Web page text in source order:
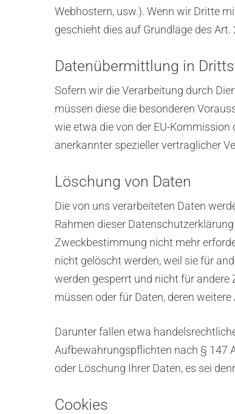
Webhostern, usw.). Wenn wir Dritte
geschieht dies auf Grundlage des Art.
Datenübermittlung in
Sofern wir die Verarbeitung durch
müssen diese die besonderen
wie etwa die von der EU-
anerkannter spezieller vertraglicher
Löschung von Daten
Die von uns verarbeiteten Daten
Rahmen dieser
Zweckbestimmung nicht mehr
nicht gelöscht werden, weil sie für
werden gesperrt und nicht für andere
müssen oder für Daten, deren
Darunter fallen etwa
Aufbewahrungspflichten nach § 147
oder Löschung Ihrer Daten, es sei
Cookies